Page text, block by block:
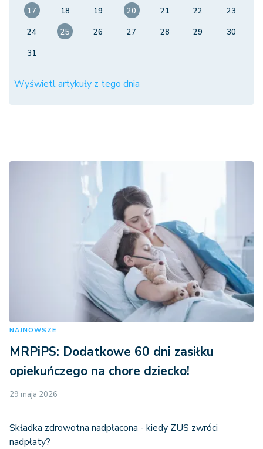
17
18 19 20 21 22
23
24
25 26 27 28 29
30
31
Wyświetl artykuły z tego dnia
NAJNOWSZE
MRPiPS: Dodatkowe 60 dni zasiłku
opiekuńczego na chore dziecko!
29 maja 2026
Składka zdrowotna nadpłacona - kiedy ZUS zwróci
nadpłaty?